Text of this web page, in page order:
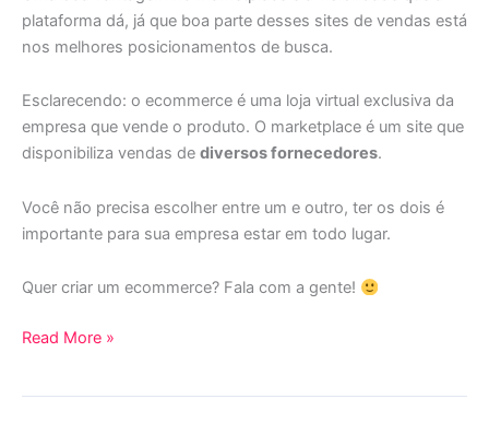
plataforma dá, já que boa parte desses sites de vendas está
nos melhores posicionamentos de busca.
Esclarecendo: o ecommerce é uma loja virtual exclusiva da
empresa que vende o produto. O marketplace é um site que
disponibiliza vendas de diversos fornecedores.
Você não precisa escolher entre um e outro, ter os dois é
importante para sua empresa estar em todo lugar.
Quer criar um ecommerce? Fala com a gente!
Read More »